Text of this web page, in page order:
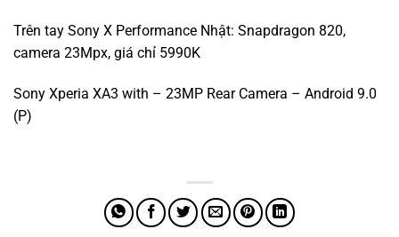
Trên tay Sony X Performance Nhật: Snapdragon 820,
camera 23Mpx, giá chỉ 5990K
Sony Xperia XA3 with – 23MP Rear Camera – Android 9.0
(P)